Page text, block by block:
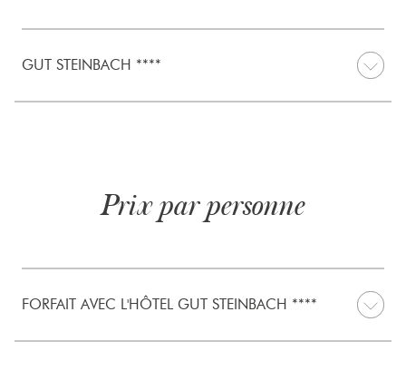
GUT STEINBACH ****
Prix par personne
FORFAIT AVEC L'HÔTEL GUT STEINBACH ****